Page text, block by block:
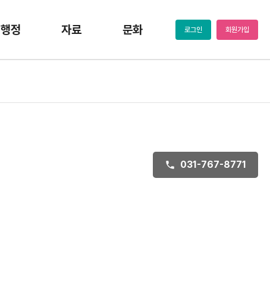
행정 자료 문화 로그인 회원가입
031-767-8771